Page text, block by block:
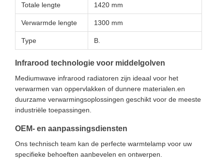
Totale lengte 1420 mm
Verwarmde lengte 1300 mm
Type B.
Infrarood technologie voor middelgolven
Mediumwave infrarood radiatoren zijn ideaal voor het
verwarmen van oppervlakken of dunnere materialen.en
duurzame verwarmingsoplossingen geschikt voor de meeste
industriële toepassingen.
OEM- en aanpassingsdiensten
Ons technisch team kan de perfecte warmtelamp voor uw
specifieke behoeften aanbevelen en ontwerpen.